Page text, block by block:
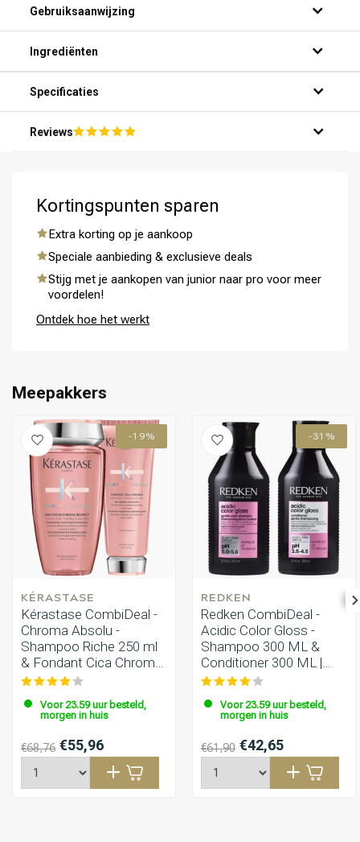
Gebruiksaanwijzing
Ingrediënten
Specificaties
Reviews
Kortingspunten sparen
Extra korting op je aankoop
Speciale aanbieding & exclusieve deals
Stijg met je aankopen van junior naar pro voor meer
voordelen!
Ontdek hoe het werkt
Meepakkers
-19%
KÉRASTASE
Kérastase CombiDeal -
Chroma Absolu -
Shampoo Riche 250 ml
& Fondant Cica Chroma
200 ml
Voor 23.59 uur besteld,
morgen in huis
€68,76 €55,96
-31%
REDKEN
Redken CombiDeal -
Acidic Color Gloss -
Shampoo 300 ML &
Conditioner 300 ML |
voor gekleurd haar
Voor 23.59 uur besteld,
morgen in huis
€61,90 €42,65